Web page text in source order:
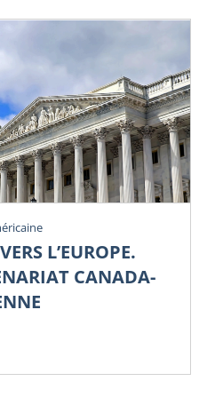
L’EUROPE.
CANADA-